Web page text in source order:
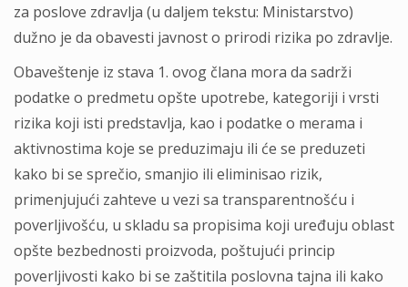
za poslove zdravlјa (u dalјem tekstu: Ministarstvo)
dužno je da obavesti javnost o prirodi rizika po zdravlјe.
Obaveštenje iz stava 1. ovog člana mora da sadrži
podatke o predmetu opšte upotrebe, kategoriji i vrsti
rizika koji isti predstavlјa, kao i podatke o merama i
aktivnostima koje se preduzimaju ili će se preduzeti
kako bi se sprečio, smanjio ili eliminisao rizik,
primenjujući zahteve u vezi sa transparentnošću i
poverlјivošću, u skladu sa propisima koji uređuju oblast
opšte bezbednosti proizvoda, poštujući princip
poverlјivosti kako bi se zaštitila poslovna tajna ili kako